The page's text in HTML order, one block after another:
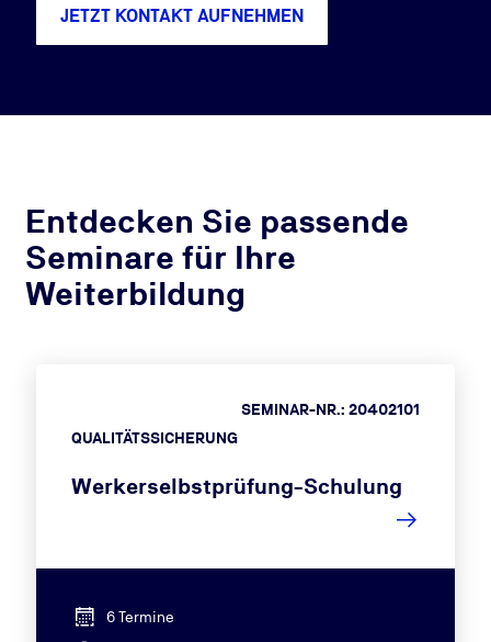
JETZT KONTAKT AUFNEHMEN
Entdecken Sie passende
Seminare für Ihre
Weiterbildung
QUALITÄTSSICHERUNG
SEMINAR-NR.: 20402101
Werkerselbstprüfung-Schulung
6 Termine